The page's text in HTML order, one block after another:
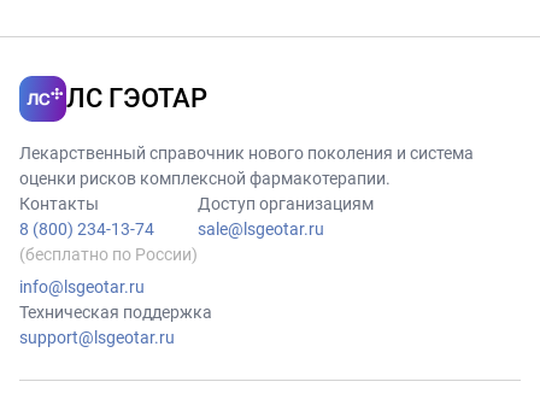
ЛС ГЭОТАР
Лекарственный справочник нового поколения и система
оценки рисков комплексной фармакотерапии.
Контакты
8 (800) 234-13-74
(бесплатно по России)
info@lsgeotar.ru
Доступ организациям
sale@lsgeotar.ru
Техническая поддержка
support@lsgeotar.ru